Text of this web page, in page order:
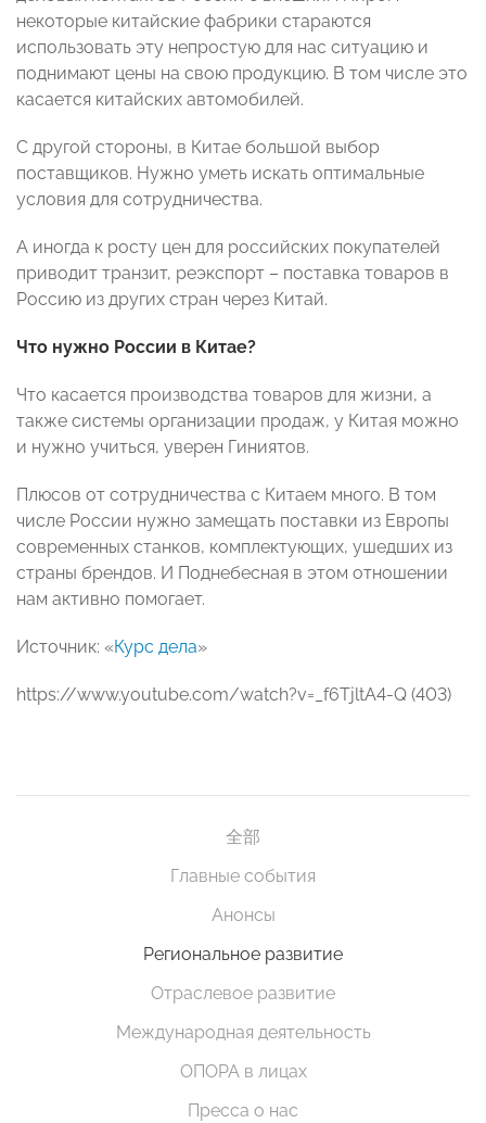
некоторые китайские фабрики стараются
использовать эту непростую для нас ситуацию и
поднимают цены на свою продукцию. В том числе это
касается китайских автомобилей.
С другой стороны, в Китае большой выбор
поставщиков. Нужно уметь искать оптимальные
условия для сотрудничества.
А иногда к росту цен для российских покупателей
приводит транзит, реэкспорт – поставка товаров в
Россию из других стран через Китай.
Что нужно России в Китае?
Что касается производства товаров для жизни, а
также системы организации продаж, у Китая можно
и нужно учиться, уверен Гиниятов.
Плюсов от сотрудничества с Китаем много. В том
числе России нужно замещать поставки из Европы
современных станков, комплектующих, ушедших из
страны брендов. И Поднебесная в этом отношении
нам активно помогает.
Источник: «Курс дела»
https://www.youtube.com/watch?v=_f6TjltA4-Q (403)
全部
Главные события
Анонсы
Региональное развитие
Отраслевое развитие
Международная деятельность
ОПОРА в лицах
Пресса о нас